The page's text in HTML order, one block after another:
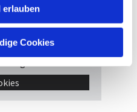
erlauben
Cookies
Cookies, um